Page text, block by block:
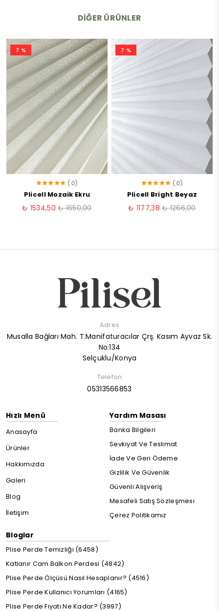
DIĞER ÜRÜNLER
7 %
(0)
Plicell Mozaik Ekru
₺ 1534,50 ₺ 1650,00
7 %
(0)
Plicell Bright Beyaz
₺ 1177,38 ₺ 1266,00
Adres
Musalla Bağları Mah. T.Manifaturacılar Çrş. Kasım Ayvaz Sk.
No:134
Selçuklu/Konya
Telefon
05313566853
Hızlı Menü
Anasayfa
Ürünler
Hakkımızda
Galeri
Blog
İletişim
Yardım Masası
Banka Bilgileri
Sevkiyat Ve Teslimat
İade Ve Geri Ödeme
Gizlilik Ve Güvenlik
Güvenli Alışveriş
Mesafeli Satış Sözleşmesi
Çerez Politikamız
Bloglar
Plise Perde Temizliği (6458)
Katlanır Cam Balkon Perdesi (4842)
Plise Perde Ölçüsü Nasıl Hesaplanır? (4516)
Plise Perde Kullanıcı Yorumları (4165)
Plise Perde Fiyatı Ne Kadar? (3997)